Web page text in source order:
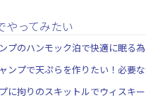
やってみたい
プのハンモック泊で快適に眠る
ンプで天ぷらを作りたい！必要
に拘りのスキットルでウィスキ